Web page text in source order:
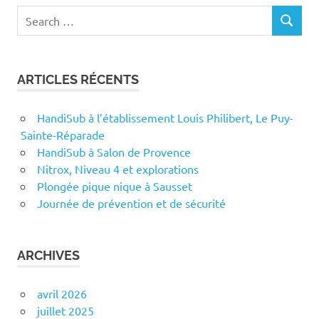
for:
SEARCH
ARTICLES RÉCENTS
HandiSub à l’établissement Louis Philibert, Le Puy-
Sainte-Réparade
HandiSub à Salon de Provence
Nitrox, Niveau 4 et explorations
Plongée pique nique à Sausset
Journée de prévention et de sécurité
ARCHIVES
avril 2026
juillet 2025